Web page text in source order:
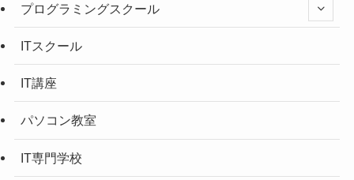
プログラミングスクール
ITスクール
IT講座
パソコン教室
IT専門学校